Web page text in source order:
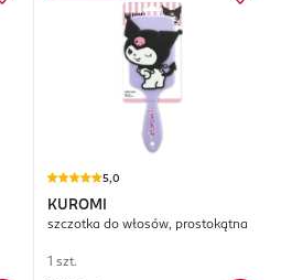
5,0
KUROMI
szczotka do włosów, prostokątna
1 szt.